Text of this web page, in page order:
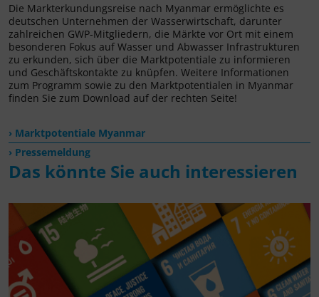
Die Markterkundungsreise nach Myanmar ermöglichte es
deutschen Unternehmen der Wasserwirtschaft, darunter
zahlreichen GWP-Mitgliedern, die Märkte vor Ort mit einem
besonderen Fokus auf Wasser und Abwasser Infrastrukturen
zu erkunden, sich über die Marktpotentiale zu informieren
und Geschäftskontakte zu knüpfen. Weitere Informationen
zum Programm sowie zu den Marktpotentialen in Myanmar
finden Sie zum Download auf der rechten Seite!
Marktpotentiale Myanmar
Pressemeldung
Das könnte Sie auch interessieren